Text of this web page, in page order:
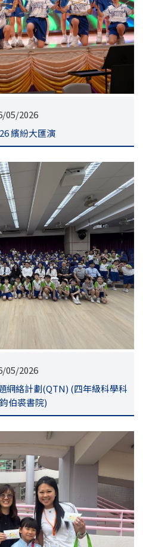
05/2026
繽紛大匯演
05/2026
網絡計劃(QTN) (四年級科學科
伯裘書院)